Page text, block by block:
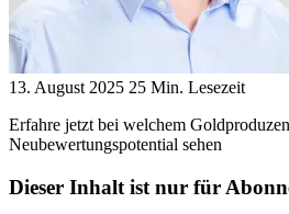
13. August 2025 25 Min. Lesezeit
Erfahre jetzt bei welchem
Neubewertungspotential sehen
Dieser Inhalt ist nur für